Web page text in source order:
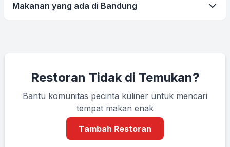
Makanan yang ada di Bandung
Restoran Tidak di Temukan?
Bantu komunitas pecinta kuliner untuk mencari
tempat makan enak
Tambah Restoran